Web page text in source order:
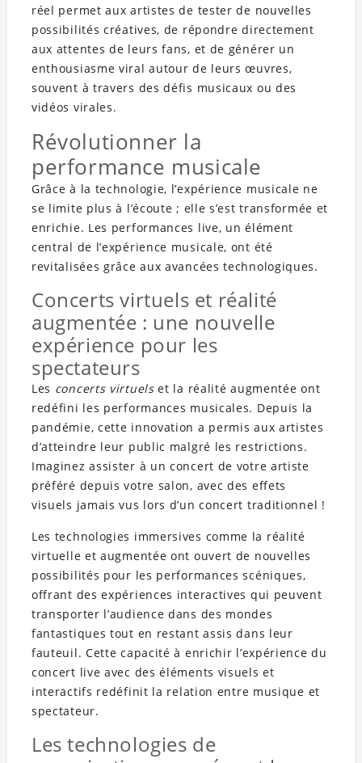
réel permet aux artistes de tester de nouvelles
possibilités créatives, de répondre directement
aux attentes de leurs fans, et de générer un
enthousiasme viral autour de leurs œuvres,
souvent à travers des défis musicaux ou des
vidéos virales.
Révolutionner la
performance musicale
Grâce à la technologie, l’expérience musicale ne
se limite plus à l’écoute ; elle s’est transformée et
enrichie. Les performances live, un élément
central de l’expérience musicale, ont été
revitalisées grâce aux avancées technologiques.
Concerts virtuels et réalité
augmentée : une nouvelle
expérience pour les
spectateurs
Les concerts virtuelset la réalité augmentée ont
redéfini les performances musicales. Depuis la
pandémie, cette innovation a permis aux artistes
d’atteindre leur public malgré les restrictions.
Imaginez assister à un concert de votre artiste
préféré depuis votre salon, avec des effets
visuels jamais vus lors d’un concert traditionnel !
Les technologies immersives comme la réalité
virtuelle et augmentée ont ouvert de nouvelles
possibilités pour les performances scéniques,
offrant des expériences interactives qui peuvent
transporter l’audience dans des mondes
fantastiques tout en restant assis dans leur
fauteuil. Cette capacité à enrichir l’expérience du
concert live avec des éléments visuels et
interactifs redéfinit la relation entre musique et
spectateur.
Les technologies de